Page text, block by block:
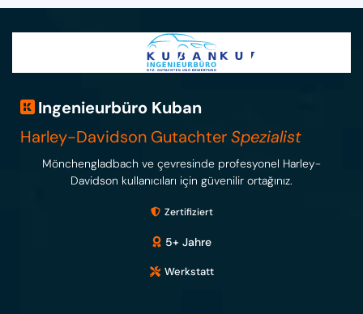
Ingenieurbüro Kuban
Harley-Davidson GutachterSpezialist
Mönchengladbach ve çevresinde profesyonel Harley-
Davidson kullanıcıları için güvenilir ortağınız.
Zertifiziert
5+ Jahre
Werkstatt